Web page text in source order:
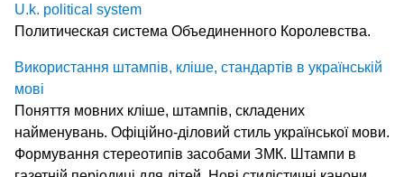
U.k. political system
Политическая система Объединенного Королевства.
Використання штампів, кліше, стандартів в українській
мові
Поняття мовних кліше, штампів, складених
найменувань. Офіційно-діловий стиль української мови.
Формування стереотипів засобами ЗМК. Штампи в